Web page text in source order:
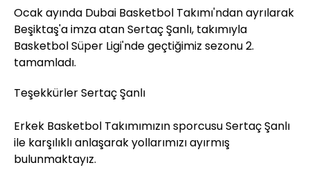
Ocak ayında Dubai Basketbol Takımı'ndan ayrılarak
Beşiktaş'a imza atan Sertaç Şanlı, takımıyla
Basketbol Süper Ligi'nde geçtiğimiz sezonu 2.
tamamladı.
Teşekkürler Sertaç Şanlı
Erkek Basketbol Takımımızın sporcusu Sertaç Şanlı
ile karşılıklı anlaşarak yollarımızı ayırmış
bulunmaktayız.